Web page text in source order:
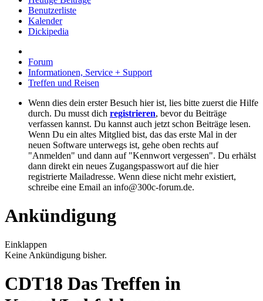
Benutzerliste
Kalender
Dickipedia
Forum
Informationen, Service + Support
Treffen und Reisen
Wenn dies dein erster Besuch hier ist, lies bitte zuerst die Hilfe
durch. Du musst dich registrieren, bevor du Beiträge
verfassen kannst. Du kannst auch jetzt schon Beiträge lesen.
Wenn Du ein altes Mitglied bist, das das erste Mal in der
neuen Software unterwegs ist, gehe oben rechts auf
"Anmelden" und dann auf "Kennwort vergessen". Du erhälst
dann direkt ein neues Zugangspasswort auf die hier
registrierte Mailadresse. Wenn diese nicht mehr existiert,
schreibe eine Email an info@300c-forum.de.
Ankündigung
Einklappen
Keine Ankündigung bisher.
CDT18 Das Treffen in